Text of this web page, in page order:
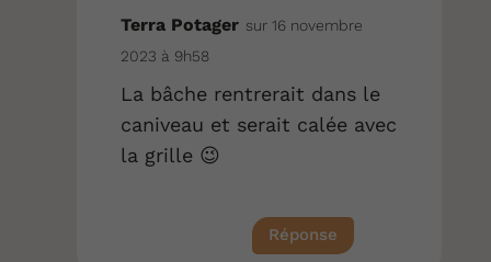
Terra Potager sur 16 novembre
2023 à 9h58
La bâche rentrerait dans le
caniveau et serait calée avec
la grille 😉
Réponse